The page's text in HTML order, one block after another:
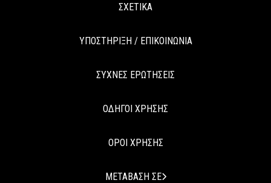
ΣΧΕΤΙΚΑ
ΥΠΟΣΤΗΡΙΞΗ / ΕΠΙΚΟΙΝΩΝΙΑ
ΣΥΧΝΕΣ ΕΡΩΤΗΣΕΙΣ
ΟΔΗΓΟΙ ΧΡΗΣΗΣ
ΟΡΟΙ ΧΡΗΣΗΣ
ΜΕΤΑΒΑΣΗ ΣΕ